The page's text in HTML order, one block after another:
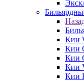
Кии
Кии
Кии
Кии
Кии